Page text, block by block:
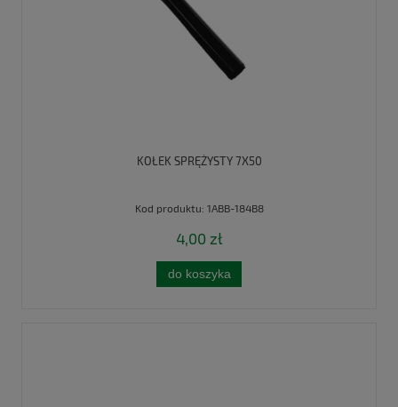
KOŁEK SPRĘŻYSTY 7X50
Kod produktu: 1ABB-184B8
4,00 zł
do koszyka